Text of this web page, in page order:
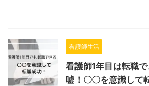
看護師生活
看護師1年目は転職
嘘！〇〇を意識して